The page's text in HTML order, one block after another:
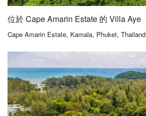
位於 Cape Amarin Estate 的 Villa Aye
Cape Amarin Estate, Kamala, Phuket, Thailand